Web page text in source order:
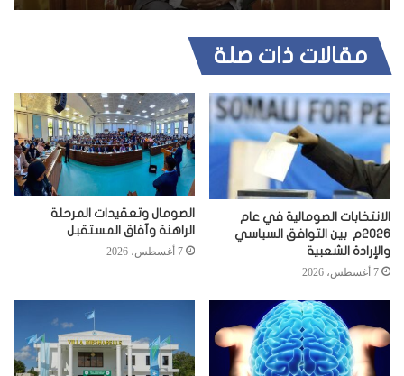
مقالات ذات صلة
الانتخابات الصومالية في عام
2026م بين التوافق السياسي
والإرادة الشعبية
7 أغسطس، 2026
الصومال وتعقيدات المرحلة
الراهنة وآفاق المستقبل
7 أغسطس، 2026